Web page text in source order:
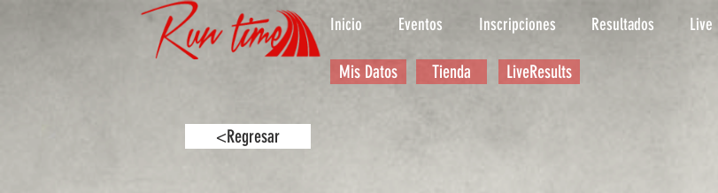
Inicio Eventos Inscripciones Resultados Live
Mis Datos Tienda LiveResults
<Regresar